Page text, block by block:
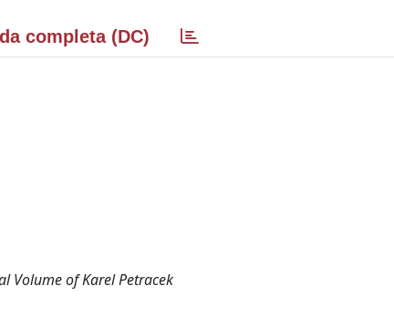
completa (DC)
Volume of Karel Petracek